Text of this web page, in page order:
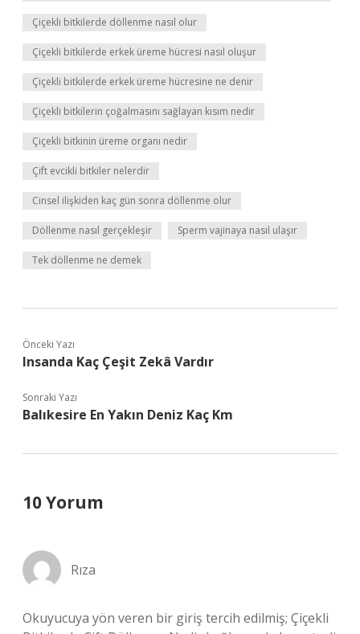
Çiçekli bitkilerde döllenme nasıl olur
Çiçekli bitkilerde erkek üreme hücresi nasıl oluşur
Çiçekli bitkilerde erkek üreme hücresine ne denir
Çiçekli bitkilerin çoğalmasını sağlayan kısım nedir
Çiçekli bitkinin üreme organı nedir
Çift evcikli bitkiler nelerdir
Cinsel ilişkiden kaç gün sonra döllenme olur
Döllenme nasıl gerçekleşir Sperm vajinaya nasıl ulaşır
Tek döllenme ne demek
Önceki Yazı
Insanda Kaç Çeşit Zekâ Vardır
Sonraki Yazı
Balıkesire En Yakın Deniz Kaç Km
10 Yorum
Rıza
Okuyucuya yön veren bir giriş tercih edilmiş; Çiçekli